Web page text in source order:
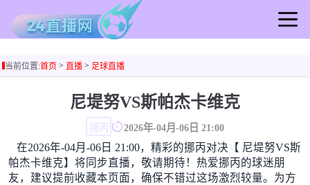
足球直播
足球集锦
篮球集锦
当前位置:首页> 直播> 足球直播
尼堤努VS斯帕杰卡维克
挪丙 2026年-04月-06日 21:00
在2026年-04月-06日 21:00，精彩的挪丙对决【 尼堤努VS斯
帕杰卡维克】将同步直播，敬请期待！热爱挪丙的球迷朋
友，建议提前收藏本页面，确保不错过这场激烈较量。为方